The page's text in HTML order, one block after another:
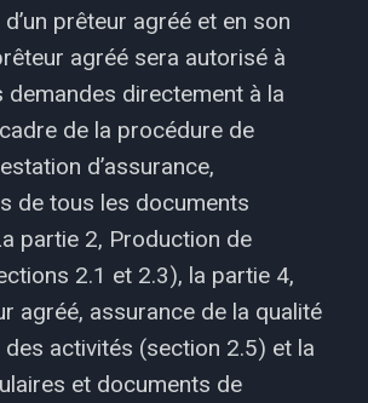
prêteur agréé et en son
agréé sera autorisé à
directement à la
de la procédure de
d’assurance,
de tous les documents
partie 2, Production de
2.1 et 2.3), la partie 4,
agréé, assurance de la qualité
des activités (section 2.5) et la
et documents de